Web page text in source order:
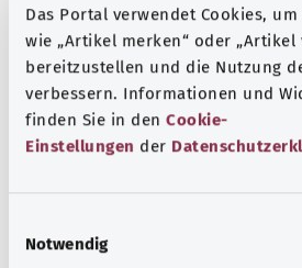
Das Portal verwendet Cookies,
wie „Artikel merken“ oder „Artikel
bereitzustellen und die Nutzung
verbessern. Informationen und
finden Sie in den Cookie-
Einstellungen der
Notwendig